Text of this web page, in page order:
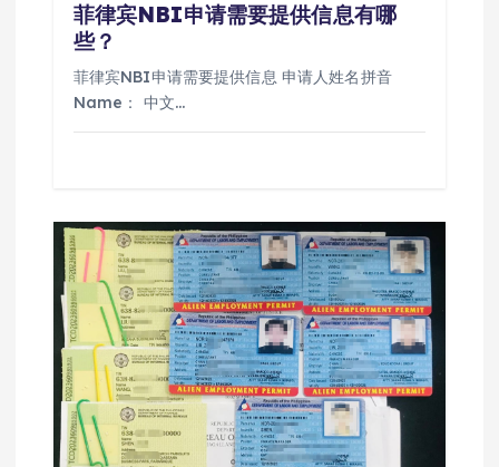
菲律宾NBI申请需要提供信息有哪
些？
菲律宾NBI申请需要提供信息 申请人姓名拼音
Name： 中文…